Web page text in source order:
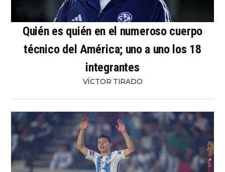
Quién es quién en el numeroso cuerpo
técnico del América; uno a uno los 18
integrantes
VÍCTOR TIRADO